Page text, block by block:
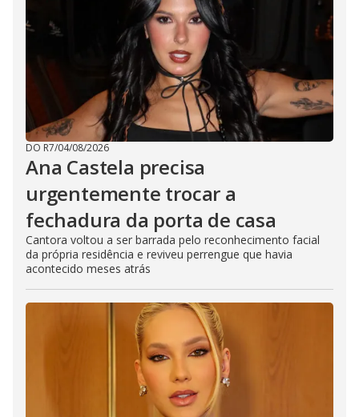
DO R7/04/08/2026
Ana Castela precisa
urgentemente trocar a
fechadura da porta de casa
Cantora voltou a ser barrada pelo reconhecimento facial
da própria residência e reviveu perrengue que havia
acontecido meses atrás